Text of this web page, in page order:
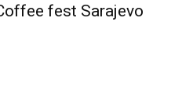
fest Sarajevo